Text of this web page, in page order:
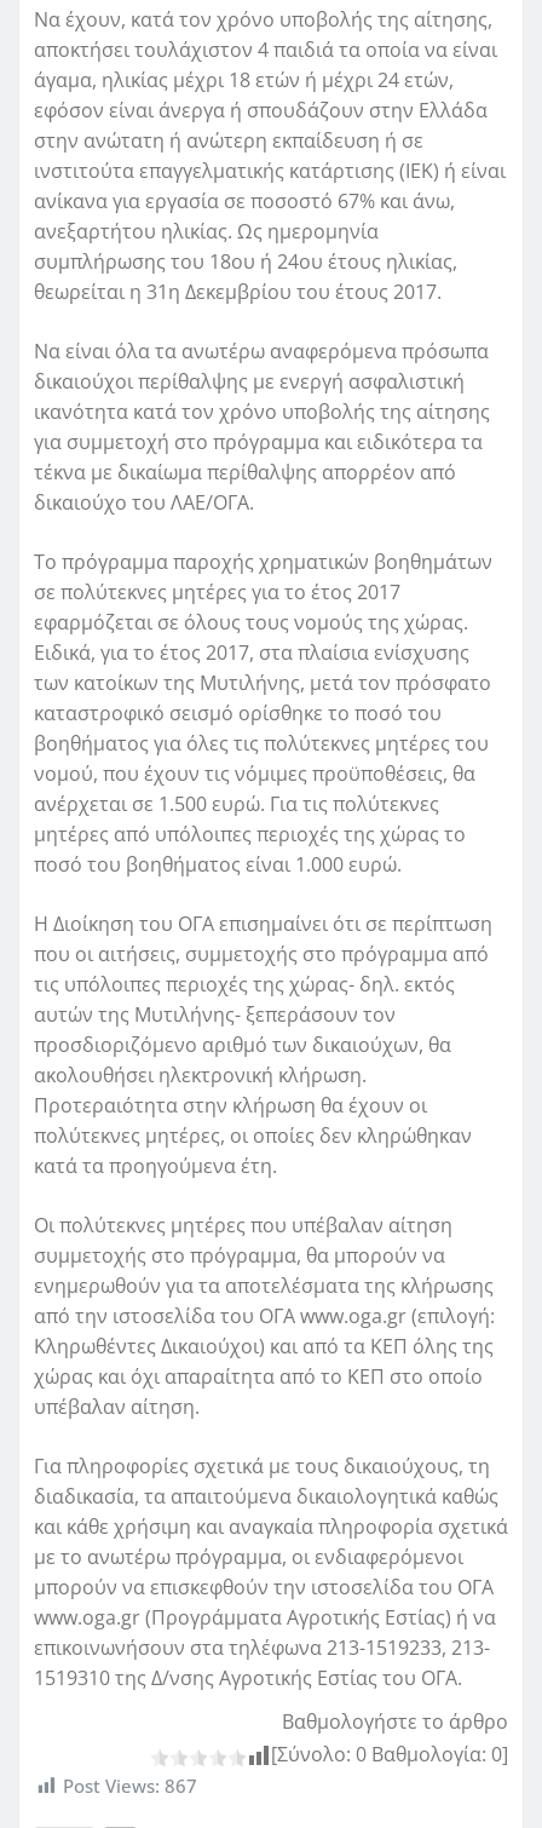
Να έχουν, κατά τον χρόνο υποβολής της αίτησης,
αποκτήσει τουλάχιστον 4 παιδιά τα οποία να είναι
άγαμα, ηλικίας μέχρι 18 ετών ή μέχρι 24 ετών,
εφόσον είναι άνεργα ή σπουδάζουν στην Ελλάδα
στην ανώτατη ή ανώτερη εκπαίδευση ή σε
ινστιτούτα επαγγελματικής κατάρτισης (ΙΕΚ) ή είναι
ανίκανα για εργασία σε ποσοστό 67% και άνω,
ανεξαρτήτου ηλικίας. Ως ημερομηνία
συμπλήρωσης του 18ου ή 24ου έτους ηλικίας,
θεωρείται η 31η Δεκεμβρίου του έτους 2017.
Να είναι όλα τα ανωτέρω αναφερόμενα πρόσωπα
δικαιούχοι περίθαλψης με ενεργή ασφαλιστική
ικανότητα κατά τον χρόνο υποβολής της αίτησης
για συμμετοχή στο πρόγραμμα και ειδικότερα τα
τέκνα με δικαίωμα περίθαλψης απορρέον από
δικαιούχο του ΛΑΕ/ΟΓΑ.
Το πρόγραμμα παροχής χρηματικών βοηθημάτων
σε πολύτεκνες μητέρες για το έτος 2017
εφαρμόζεται σε όλους τους νομούς της χώρας.
Ειδικά, για το έτος 2017, στα πλαίσια ενίσχυσης
των κατοίκων της Μυτιλήνης, μετά τον πρόσφατο
καταστροφικό σεισμό ορίσθηκε το ποσό του
βοηθήματος για όλες τις πολύτεκνες μητέρες του
νομού, που έχουν τις νόμιμες προϋποθέσεις, θα
ανέρχεται σε 1.500 ευρώ. Για τις πολύτεκνες
μητέρες από υπόλοιπες περιοχές της χώρας το
ποσό του βοηθήματος είναι 1.000 ευρώ.
Η Διοίκηση του ΟΓΑ επισημαίνει ότι σε περίπτωση
που οι αιτήσεις, συμμετοχής στο πρόγραμμα από
τις υπόλοιπες περιοχές της χώρας- δηλ. εκτός
αυτών της Μυτιλήνης- ξεπεράσουν τον
προσδιοριζόμενο αριθμό των δικαιούχων, θα
ακολουθήσει ηλεκτρονική κλήρωση.
Προτεραιότητα στην κλήρωση θα έχουν οι
πολύτεκνες μητέρες, οι οποίες δεν κληρώθηκαν
κατά τα προηγούμενα έτη.
Οι πολύτεκνες μητέρες που υπέβαλαν αίτηση
συμμετοχής στο πρόγραμμα, θα μπορούν να
ενημερωθούν για τα αποτελέσματα της κλήρωσης
από την ιστοσελίδα του ΟΓΑ www.oga.gr (επιλογή:
Κληρωθέντες Δικαιούχοι) και από τα ΚΕΠ όλης της
χώρας και όχι απαραίτητα από το ΚΕΠ στο οποίο
υπέβαλαν αίτηση.
Για πληροφορίες σχετικά με τους δικαιούχους, τη
διαδικασία, τα απαιτούμενα δικαιολογητικά καθώς
και κάθε χρήσιμη και αναγκαία πληροφορία σχετικά
με το ανωτέρω πρόγραμμα, οι ενδιαφερόμενοι
μπορούν να επισκεφθούν την ιστοσελίδα του ΟΓΑ
www.oga.gr (Προγράμματα Αγροτικής Εστίας) ή να
επικοινωνήσουν στα τηλέφωνα 213-1519233, 213-
1519310 της Δ/νσης Αγροτικής Εστίας του ΟΓΑ.
Βαθμολογήστε το άρθρο
[Σύνολο: 0 Βαθμολογία: 0]
Post Views: 867